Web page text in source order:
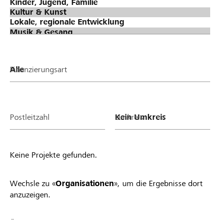
Finanzierungsart
Postleitzahl Umkreis
Keine Projekte gefunden.
Wechsle zu «Organisationen», um die Ergebnisse dort
anzuzeigen.